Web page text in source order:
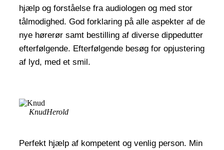
hjælp og forståelse fra audiologen og med stor
tålmodighed. God forklaring på alle aspekter af de
nye hørerør samt bestilling af diverse dippedutter
efterfølgende. Efterfølgende besøg for opjustering
af lyd, med et smil.
KnudHerold
Perfekt hjælp af kompetent og venlig person. Min